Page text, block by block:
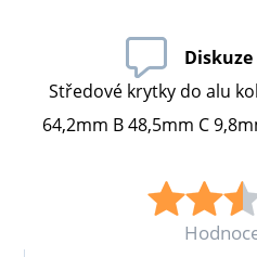
Středové krytky do alu
64,2mm B 48,5mm C